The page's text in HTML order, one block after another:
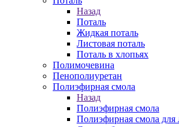
Назад
Поталь
Жидкая поталь
Листовая поталь
Поталь в хлопьях
Полимочевина
Пенополиуретан
Полиэфирная смола
Назад
Полиэфирная смола
Полиэфирная смола для